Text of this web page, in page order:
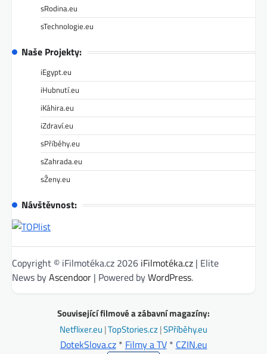
sRodina.eu
sTechnologie.eu
Naše Projekty:
iEgypt.eu
iHubnutí.eu
iKáhira.eu
iZdraví.eu
sPříběhy.eu
sZahrada.eu
sŽeny.eu
Návštěvnost:
Copyright © iFilmotéka.cz 2026 iFilmotéka.cz | Elite
News byAscendoor | Powered byWordPress.
Související filmové a zábavní magazíny:
Netflixer.eu |TopStories.cz|SPříběhy.eu
DotekSlova.cz* Filmy a TV* CZIN.eu